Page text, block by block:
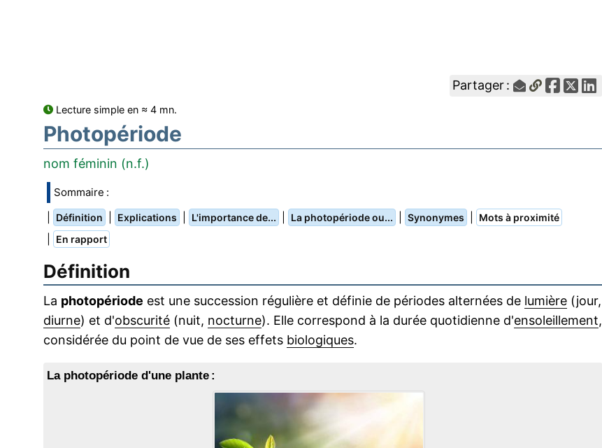
Partager :
Lecture simple en ≈ 4 mn.
Photopériode
nom féminin (n.f.)
Sommaire :
Définition Explications L'importance de... La photopériode ou... Synonymes Mots à proximité
En rapport
Définition
La photopériode est une succession régulière et définie de périodes alternées de lumière (jour,
diurne) et d'obscurité (nuit, nocturne). Elle correspond à la durée quotidienne d'ensoleillement,
considérée du point de vue de ses effets biologiques.
La photopériode d'une plante :